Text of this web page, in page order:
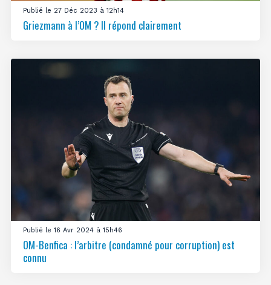
Publié le 27 Déc 2023 à 12h14
Griezmann à l’OM ? Il répond clairement
Publié le 16 Avr 2024 à 15h46
OM-Benfica : l’arbitre (condamné pour corruption) est
connu